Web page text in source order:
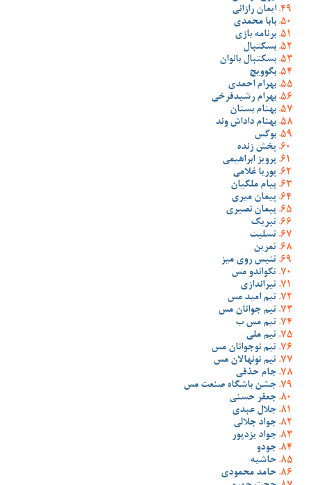
ایمان رازانی
بابا محمدی
برنامه بازی
بسکتبال
بسکتبال بانوان
بگوویچ
بهرام احمدی
بهرام رشیدفرخی
بهنام بستان
بهنام داداش وند
بوکس
پخش زنده
پرویز ابراهیمی
پوریا غلامی
پیام ملکیان
پیمان میری
پیمان نصیری
تبریک
تسلیت
تمرین
تنیس روی میز
تکواندو مس
تیراندازی
تیم امید مس
تیم جوانان مس
تیم مس ب
تیم ملی
تیم نوجوانان مس
تیم نونهالان مس
جام حذفی
جشن باشگاه صنعت مس
جعفر حسنی
جلال عبدی
جواد جلالی
جواد یزدپور
جودو
حاشیه
حامد محمودی